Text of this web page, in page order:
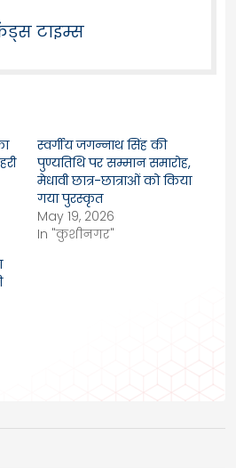
टाइम्स
स्वर्गीय जगन्नाथ सिंह की
पुण्यतिथि पर सम्मान समारोह,
मेधावी छात्र-छात्राओं को किया
गया पुरस्कृत
May 19, 2026
In "कुशीनगर"